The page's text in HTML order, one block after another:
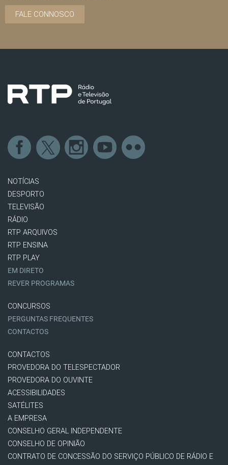
FALE CONNOSCO
NOTÍCIAS
DESPORTO
TELEVISÃO
RÁDIO
RTP ARQUIVOS
RTP ENSINA
RTP PLAY
EM DIRETO
REVER PROGRAMAS
CONCURSOS
PERGUNTAS FREQUENTES
CONTACTOS
CONTACTOS
PROVEDORA DO TELESPECTADOR
PROVEDORA DO OUVINTE
ACESSIBILIDADES
SATÉLITES
A EMPRESA
CONSELHO GERAL INDEPENDENTE
CONSELHO DE OPINIÃO
CONTRATO DE CONCESSÃO DO SERVIÇO PÚBLICO DE RÁDIO E